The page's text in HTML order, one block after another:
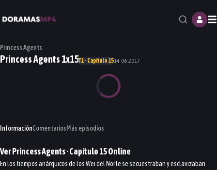
Princess Agents
Princess Agents 1x15T1 · Capítulo 1514-06-2017
InformaciónComentariosMás episodios
VerPrincess Agents· Capítulo15Online
En los tiempos anárquicos de los Wei del Norte se secuestraban y esclavizaban